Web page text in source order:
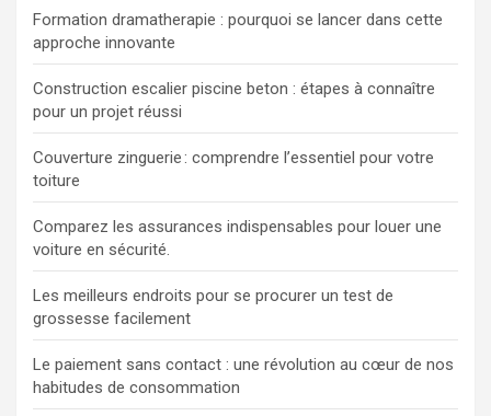
Formation dramatherapie : pourquoi se lancer dans cette
approche innovante
Construction escalier piscine beton : étapes à connaître
pour un projet réussi
Couverture zinguerie : comprendre l’essentiel pour votre
toiture
Comparez les assurances indispensables pour louer une
voiture en sécurité.
Les meilleurs endroits pour se procurer un test de
grossesse facilement
Le paiement sans contact : une révolution au cœur de nos
habitudes de consommation